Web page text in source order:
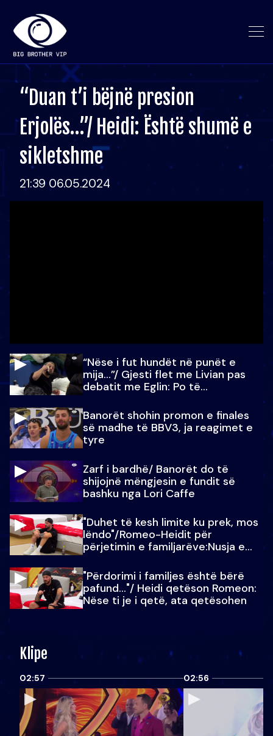
“Duan t’i bëjnë presion
Erjolës…”/ Heidi: Është shumë e
sikletshme
21:39 06.05.2024
“Nëse i fut hundët në punët e
mija…”/ Gjesti flet me Livian pas
debatit me Eglin: Po të
Banorët shohin promon e finales
së madhe të BBV3, ja reagimet e
tyre
Zarf i bardhë/ Banorët do të
shijojnë mëngjesin e fundit së
bashku nga Lori Caffe
"Duhet të kesh limite ku prek, mos
lëndo"/Romeo-Heidit për
përjetimin e familjarëve:Nusja e
"Përdorimi i familjes është bërë
pafund…"/ Heidi qetëson Romeon:
Nëse ti je i qetë, ata qetësohen
Klipe
02:57 02:56